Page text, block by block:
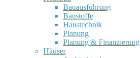
Bauausführung
Baustoffe
Haustechnik
Planung
Planung & Finanzierung
Häuser